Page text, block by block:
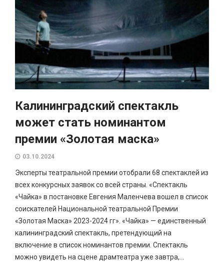
Калининградский спектакль
может стать номинантом
премии «Золотая маска»
03.10.2024
Эксперты театральной премии отобрали 68 спектаклей из
всех конкурсных заявок со всей страны. «Спектакль
«Чайка» в постановке Евгения Маленчева вошел в список
соискателей Национальной театральной Премии
«Золотая Маска» 2023-2024 гг». «Чайка» — единственный
калининградский спектакль, претендующий на
включение в список номинантов премии. Спектакль
можно увидеть на сцене драмтеатра уже завтра,...